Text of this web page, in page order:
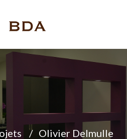
Olivier Delmulle